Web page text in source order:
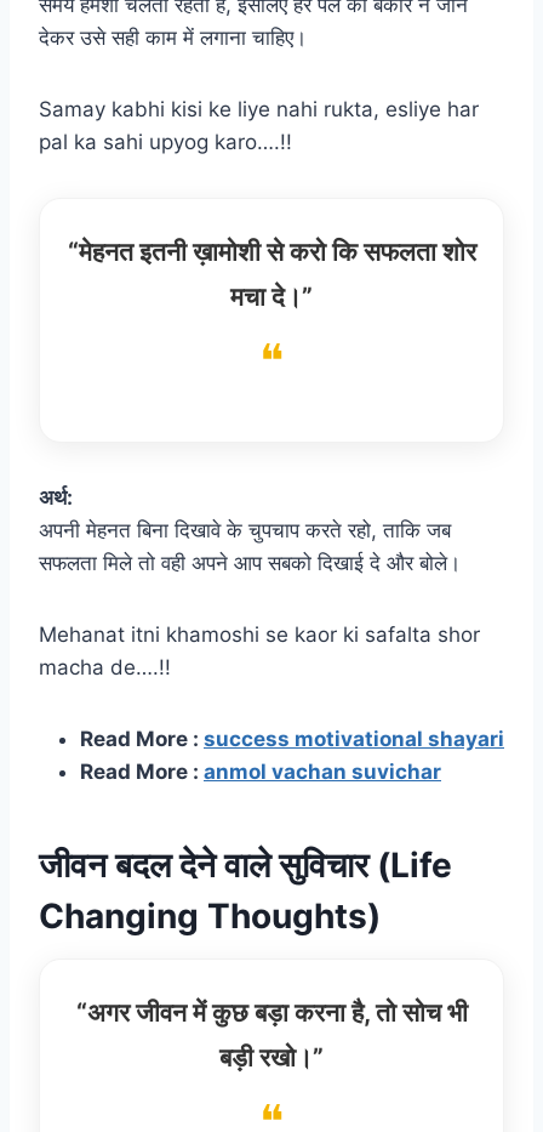
समय हमेशा चलता रहता है, इसलिए हर पल को बेकार न जाने
देकर उसे सही काम में लगाना चाहिए।
Samay kabhi kisi ke liye nahi rukta, esliye har
pal ka sahi upyog karo….!!
“मेहनत इतनी ख़ामोशी से करो कि सफलता शोर
मचा दे।”
अर्थ:
अपनी मेहनत बिना दिखावे के चुपचाप करते रहो, ताकि जब
सफलता मिले तो वही अपने आप सबको दिखाई दे और बोले।
Mehanat itni khamoshi se kaor ki safalta shor
macha de….!!
Read More : success motivational shayari
Read More : anmol vachan suvichar
जीवन बदल देने वाले सुविचार (Life
Changing Thoughts)
“अगर जीवन में कुछ बड़ा करना है, तो सोच भी
बड़ी रखो।”